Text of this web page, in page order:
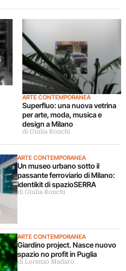
ARTE CONTEMPORANEA
Superfluo: una nuova vetrina
per arte, moda, musica e
design a Milano
di Giulia Ronchi
ARTE CONTEMPORANEA
Un museo urbano sotto il
passante ferroviario di Milano:
identikit di spazioSERRA
di Giulia Ronchi
ARTE CONTEMPORANEA
Giardino project. Nasce nuovo
spazio no profit in Puglia
di Lorenzo Madaro